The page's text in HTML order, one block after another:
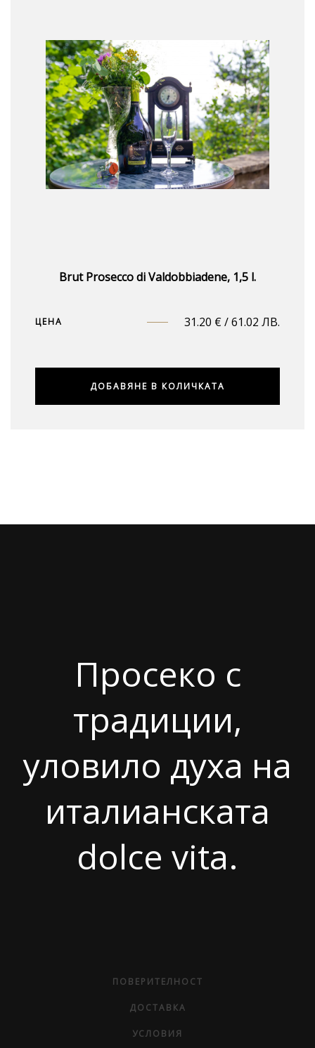
Brut Prosecco di Valdobbiadene, 1,5 l.
ЦЕНА 31.20 € / 61.02 ЛВ.
ДОБАВЯНЕ В КОЛИЧКАТА
Просеко с
традиции,
уловило духа на
италианската
dolce vita.
ПОВЕРИТЕЛНОСТ
ДОСТАВКА
УСЛОВИЯ